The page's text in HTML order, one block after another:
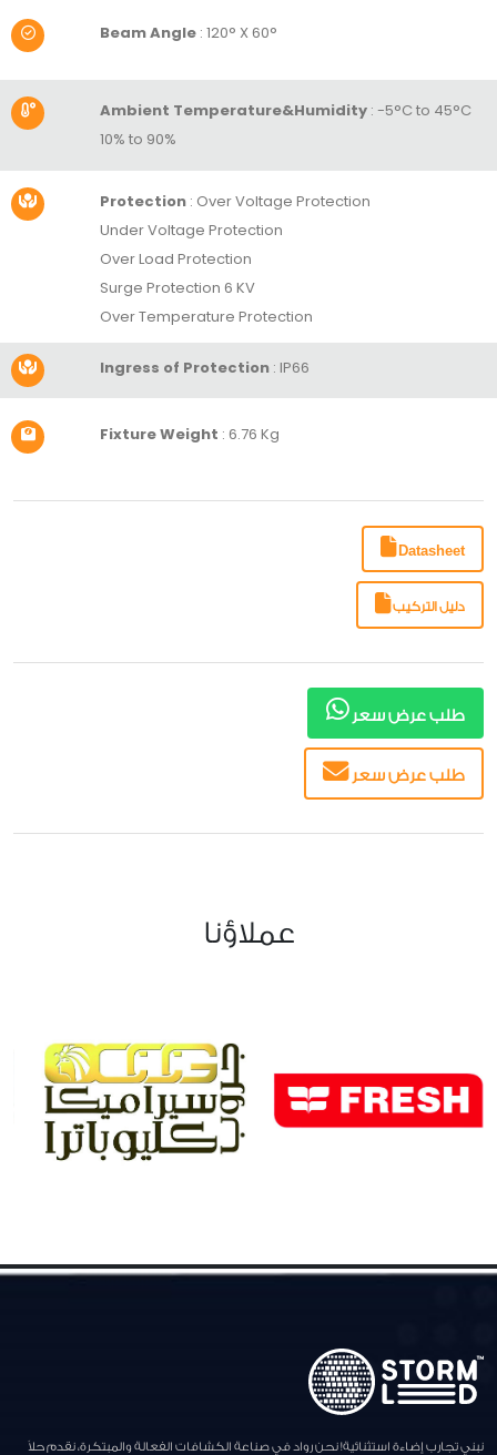
Beam Angle: 120° X 60°
Ambient Temperature&Humidity: -5°C to 45°C
10% to 90%
Protection: Over Voltage Protection
Under Voltage Protection
Over Load Protection
Surge Protection 6 KV
Over Temperature Protection
Ingress of Protection: IP66
Fixture Weight : 6.76 Kg
Datasheet
دليل التركيب
طلب عرض سعر
طلب عرض سعر
عملاؤنا
نبني تجارب إضاءة استثنائية! نحن رواد في صناعة الكشافات الفعالة والمبتكرة، نقدم حلاً